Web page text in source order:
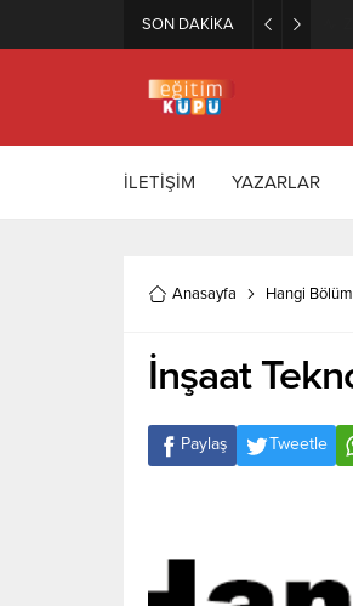
SON DAKİKA
İLETİŞİM YAZARLAR
Anasayfa Hangi
İnşaat
Paylaş Tweetle